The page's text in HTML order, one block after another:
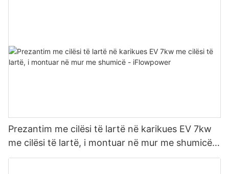
Prezantim me cilësi të lartë në karikues EV 7kw
me cilësi të lartë, i montuar në mur me shumicë -
iFlowpower